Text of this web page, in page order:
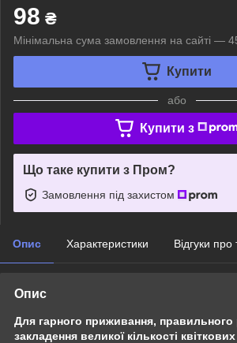
98 ₴
Мінімальна сума замовлення на сайті —
Купити
або
Купити з
Що таке купити з Пром?
Замовлення під захистом
Опис Характеристики Відгуки про
Опис
Для гарного приживання, правильного
закладення великої кількості